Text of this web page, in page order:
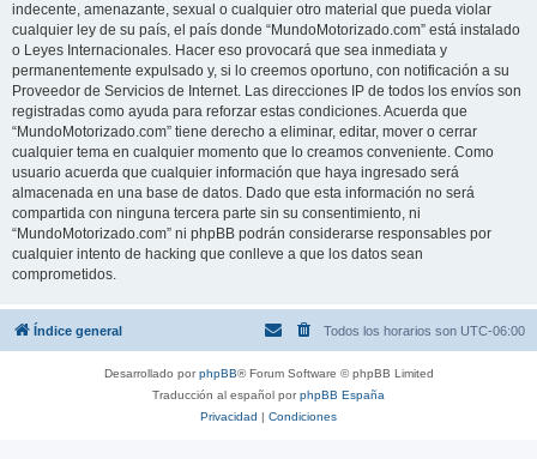
indecente, amenazante, sexual o cualquier otro material que pueda violar
cualquier ley de su país, el país donde “MundoMotorizado.com” está instalado
o Leyes Internacionales. Hacer eso provocará que sea inmediata y
permanentemente expulsado y, si lo creemos oportuno, con notificación a su
Proveedor de Servicios de Internet. Las direcciones IP de todos los envíos son
registradas como ayuda para reforzar estas condiciones. Acuerda que
“MundoMotorizado.com” tiene derecho a eliminar, editar, mover o cerrar
cualquier tema en cualquier momento que lo creamos conveniente. Como
usuario acuerda que cualquier información que haya ingresado será
almacenada en una base de datos. Dado que esta información no será
compartida con ninguna tercera parte sin su consentimiento, ni
“MundoMotorizado.com” ni phpBB podrán considerarse responsables por
cualquier intento de hacking que conlleve a que los datos sean
comprometidos.
Índice general Todos los horarios son UTC-06:00
Desarrollado porphpBB® Forum Software © phpBB Limited
Traducción al español porphpBB España
Privacidad | Condiciones